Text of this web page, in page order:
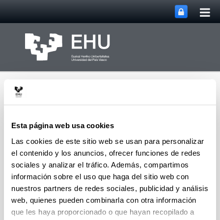
Esta página web usa cookies
Las cookies de este sitio web se usan para personalizar
el contenido y los anuncios, ofrecer funciones de redes
sociales y analizar el tráfico. Además, compartimos
información sobre el uso que haga del sitio web con
nuestros partners de redes sociales, publicidad y análisis
web, quienes pueden combinarla con otra información
que les haya proporcionado o que hayan recopilado a
Vicerrectorado de
Investigación
MenúAbrir/cerrar